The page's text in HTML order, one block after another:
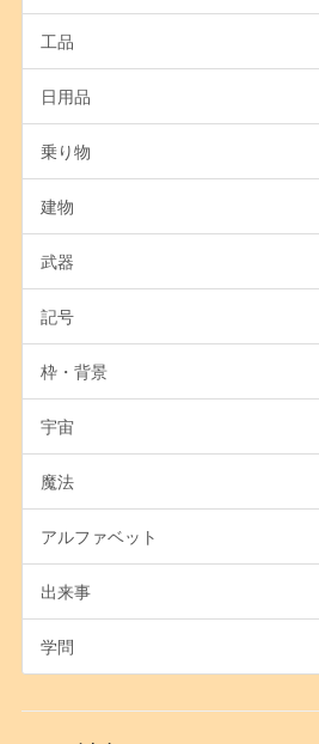
工品
日用品
乗り物
建物
武器
記号
枠・背景
宇宙
魔法
アルファベット
出来事
学問